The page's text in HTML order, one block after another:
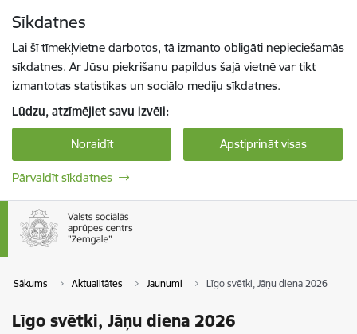
Sīkdatnes
Lai šī tīmekļvietne darbotos, tā izmanto obligāti nepieciešamās
sīkdatnes. Ar Jūsu piekrišanu papildus šajā vietnē var tikt
izmantotas statistikas un sociālo mediju sīkdatnes.
Lūdzu, atzīmējiet savu izvēli:
Noraidīt Apstiprināt visas
Pārvaldīt sīkdatnes
Sākums Aktualitātes Jaunumi Līgo svētki, Jāņu diena 2026
Līgo svētki, Jāņu diena 2026